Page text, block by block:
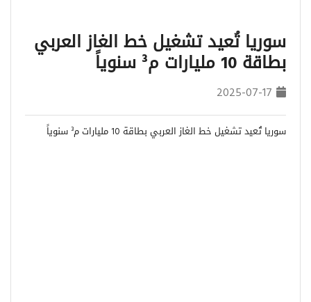
سوريا تُعيد تشغيل خط الغاز العربي
بطاقة 10 مليارات م³ سنوياً
2025-07-17
سوريا تُعيد تشغيل خط الغاز العربي بطاقة 10 مليارات م³ سنوياً